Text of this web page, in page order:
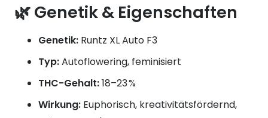
🌿 Genetik & Eigenschaften
Genetik: Runtz XL Auto F3
Typ:Autoflowering, feminisiert
THC-Gehalt:18–23 %
Wirkung: Euphorisch, kreativitätsfördernd,